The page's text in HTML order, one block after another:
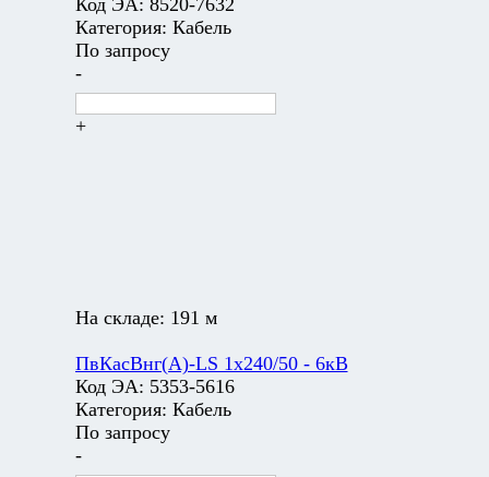
Код ЭА: 8520-7632
Категория: Кабель
По запросу
-
+
На складе: 191 м
ПвКасВнг(А)-LS 1х240/50 - 6кВ
Код ЭА: 5353-5616
Категория: Кабель
По запросу
-